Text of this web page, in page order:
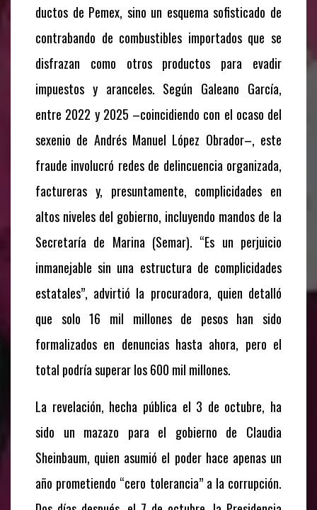
ductos de Pemex, sino un esquema sofisticado de
contrabando de combustibles importados que se
disfrazan como otros productos para evadir
impuestos y aranceles. Según Galeano García,
entre 2022 y 2025 –coincidiendo con el ocaso del
sexenio de Andrés Manuel López Obrador–, este
fraude involucró redes de delincuencia organizada,
factureras y, presuntamente, complicidades en
altos niveles del gobierno, incluyendo mandos de la
Secretaría de Marina (Semar). “Es un perjuicio
inmanejable sin una estructura de complicidades
estatales”, advirtió la procuradora, quien detalló
que solo 16 mil millones de pesos han sido
formalizados en denuncias hasta ahora, pero el
total podría superar los 600 mil millones.
La revelación, hecha pública el 3 de octubre, ha
sido un mazazo para el gobierno de Claudia
Sheinbaum, quien asumió el poder hace apenas un
año prometiendo “cero tolerancia” a la corrupción.